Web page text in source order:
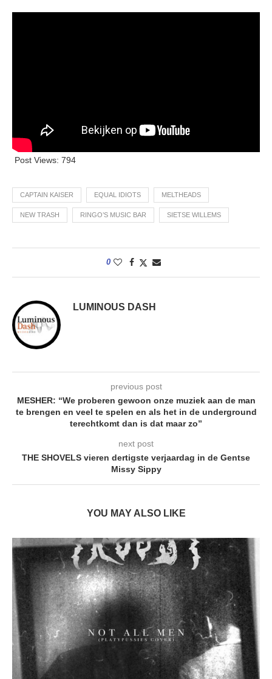
Post Views: 794
CAPTAIN KAISER EQUAL IDIOTS MELTHEADS
NEW TRASH RINGO’S MUSIC BAR SIETSE WILLEMS
0
LUMINOUS DASH
previous post
MESHER: “We proberen gewoon onze muziek aan de man
te brengen en veel te spelen en als het in de underground
terechtkomt dan is dat maar zo”
next post
THE SHOVELS vieren dertigste verjaardag in de Gentse
Missy Sippy
YOU MAY ALSO LIKE